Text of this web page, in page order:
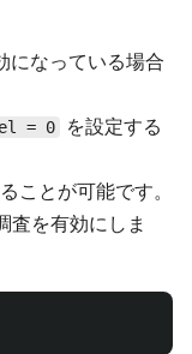
になっている場合
= 0
を設定する
ことが可能です。
査を有効にしま